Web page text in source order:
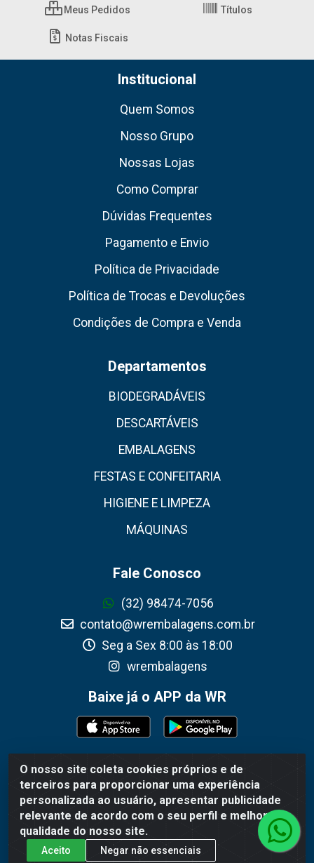
O nosso site coleta cookies próprios e de
terceiros para proporcionar uma experiência
personalizada ao usuário, apresentar publicidade
relevante de acordo com o seu perfil e melhorar a
qualidade do nosso site.
Aceito Negar não essenciais
Meus Pedidos Títulos
Notas Fiscais
Institucional
Quem Somos
Nosso Grupo
Nossas Lojas
Como Comprar
Dúvidas Frequentes
Pagamento e Envio
Política de Privacidade
Política de Trocas e Devoluções
Condições de Compra e Venda
Departamentos
BIODEGRADÁVEIS
DESCARTÁVEIS
EMBALAGENS
FESTAS E CONFEITARIA
HIGIENE E LIMPEZA
MÁQUINAS
Fale Conosco
(32) 98474-7056
contato@wrembalagens.com.br
Seg a Sex 8:00 às 18:00
wrembalagens
Baixe já o APP da WR
WR Embalagens - R. Cel. Teodoro Gomes de Araújo, 1360 -
Grogotó - Barbacena / MG - CEP 36202-628 - CNPJ
02.692.206/0001-55